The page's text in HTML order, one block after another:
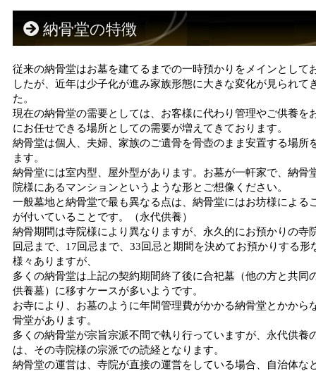
納骨堂の特徴
従来の納骨堂はお墓を建てるまでの一時預かりをメインとして
したが、近年は少子化が進み家族形態に大きな変化が見られて
た。
現在の納骨堂の需要としては、お客様に代わり管理やご供養を
にお任せできる場所としての需要が増えてきております。
納骨堂は個人、夫婦、家族のご遺骨を骨壺のまま安置する場所
ます。
納骨堂には室内型、屋外型があります。お墓が一軒家で、納骨
院様にあるマンションというような形とご想像ください。
一般墓地と納骨堂で最も異なる点は、納骨堂にはお坊様による
が付いていることです。（永代供養）
納骨期間は寺院様により異なりますが、永久的にお預かりの寺
回忌まで、17回忌まで、33回忌と期間を決めてお預かりする形
様々ありますが、
多くの納骨堂は上記の契約期間終了後に合祀墓（他の方と共同
供養墓）に移すケースが多いようです。
お寺により、お墓のように年間管理費がかかる納骨堂とかから
骨堂があります。
多くの納骨堂が宗旨宗派不問で執り行っていますが、永代供養
は、その寺院様の宗派での読経となります。
納骨堂の運営は、寺院が直接の運営をしている場合、自治体な